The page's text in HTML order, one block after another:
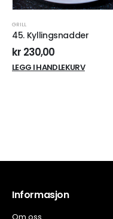
GRILL
45. Kyllingsnadder
kr 230,00
LEGG I HANDLEKURV
Informasjon